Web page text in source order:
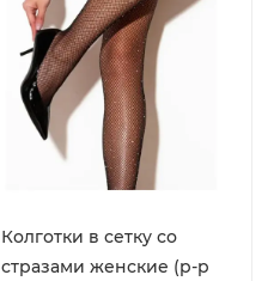
Колготки в сетку со
стразами женские (р-р